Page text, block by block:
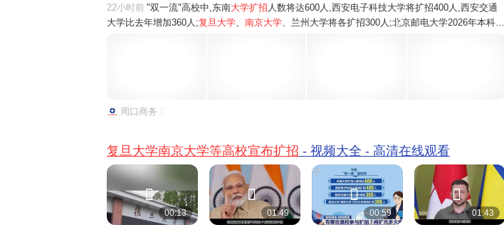
22小时前 "双一流"高校中,东南大学扩招 人数将达600人,西安电子科技大学将扩招400人,西安交通
大学比去年增加360人;复旦大学 南京大学 、兰州大学将各扩招300人;北京邮电大学2026年本科招
6
周口商务
复旦大学南京大学等高校宣布扩招 - 视频大全 - 高清在线观看

00:13

01:49

00:59

01:43